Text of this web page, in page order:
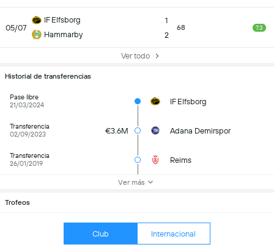
05/07
IF Elfsborg
Hammarby
1
2
68 7.3
Ver todo
Historial de transferencias
Pase libre
21/03/2024
IF Elfsborg
Transferencia
02/09/2023
€3.6M Adana Demirspor
Transferencia
26/01/2019
Reims
Ver más
Trofeos
Club Internacional